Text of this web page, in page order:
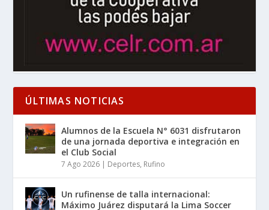
ÚLTIMAS NOTICIAS
Alumnos de la Escuela N° 6031 disfrutaron
de una jornada deportiva e integración en
el Club Social
7 Ago 2026 | Deportes, Rufino
Un rufinense de talla internacional:
Máximo Juárez disputará la Lima Soccer